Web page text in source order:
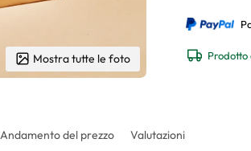
Mostra tutte le foto
Andamento del prezzo Valutazioni